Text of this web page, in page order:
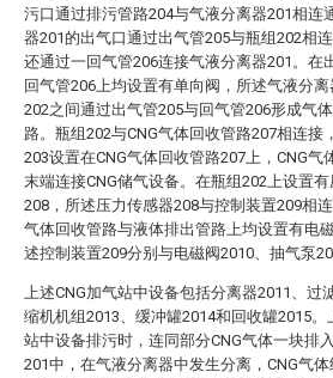
污口通过排污管路204与气液分离器201相连
器201的出气口通过出气管205与瓶组202相
还通过一回气管206连接气液分离器201。在
回气管206上均设置有单向阀，所述气液分离
202之间通过出气管205与回气管206形成气
路。瓶组202与CNG气体回收管路207相连接
203设置在CNG气体回收管路207上，CNG气
末端连接CNG储气设备。在瓶组202上设置
208，所述压力传感器208与控制装置209相
气体回收管路与液体排出管路上均设置有电
述控制装置209分别与电磁阀2010、抽气泵
上述CNG加气站中设备包括分离器2011、过
缩机机组2013、缓冲罐2014和回收罐2015。
站中设备排污时，连同部分CNG气体一块排
201中，在气液分离器中发生分离，CNG气